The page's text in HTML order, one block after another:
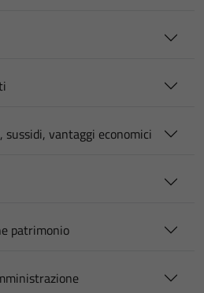
vantaggi economici
patrimonio